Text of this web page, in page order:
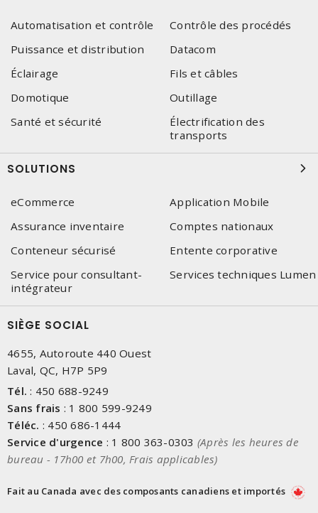
Automatisation et contrôle
Contrôle des procédés
Puissance et distribution
Datacom
Éclairage
Fils et câbles
Domotique
Outillage
Santé et sécurité
Électrification des
transports
SOLUTIONS
eCommerce
Application Mobile
Assurance inventaire
Comptes nationaux
Conteneur sécurisé
Entente corporative
Service pour consultant-
intégrateur
Services techniques Lumen
SIÈGE SOCIAL
4655, Autoroute 440 Ouest
Laval, QC, H7P 5P9
Tél. : 450 688-9249
Sans frais : 1 800 599-9249
Téléc. : 450 686-1444
Service d'urgence : 1 800 363-0303 (Après les heures de
bureau - 17h00 et 7h00, Frais applicables)
Fait au Canada avec des composants canadiens et importés